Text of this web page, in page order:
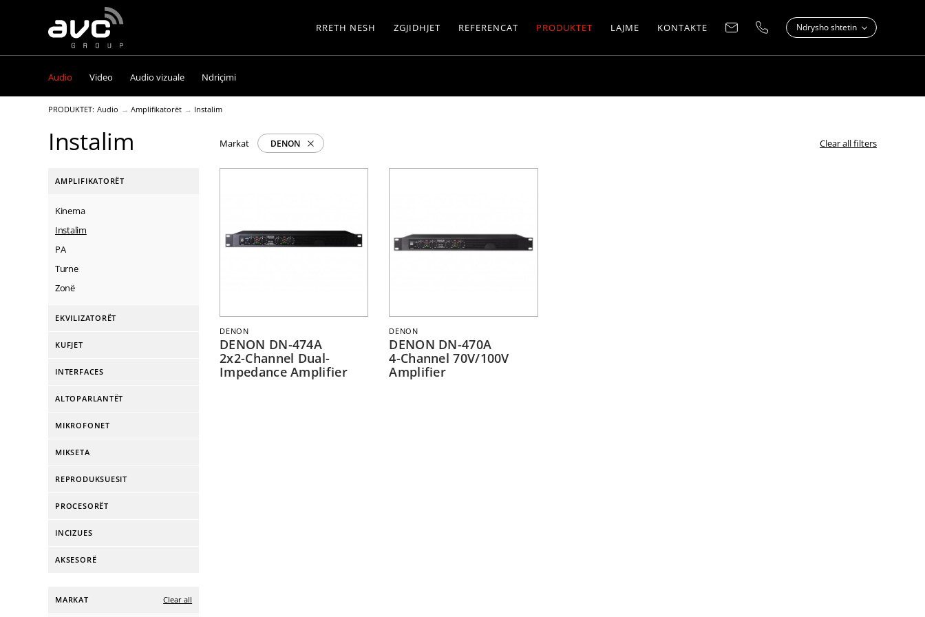
AVC
Group
RRETH NESH ZGJIDHJET REFERENCAT PRODUKTET LAJME KONTAKTE Ndrysho shtetin
Audio Video Audio vizuale Ndriçimi
PRODUKTET: Audio Amplifikatorët Instalim
Instalim Markat DENON Clear all filters
AMPLIFIKATORËT
Kinema
Instalim
PA
Turne
Zonë
EKVILIZATORËT
KUFJET
INTERFACES
ALTOPARLANTËT
MIKROFONET
MIKSETA
REPRODUKSUESIT
PROCESORËT
INCIZUES
AKSESORË
MARKAT Clear all
DENON
DENON DN-474A
2x2-Channel Dual-
Impedance Amplifier
DENON
DENON DN-470A
4-Channel 70V/100V
Amplifier